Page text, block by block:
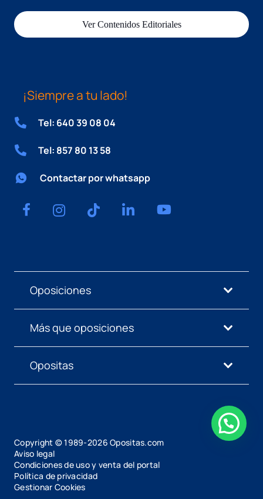
Ver Contenidos Editoriales
¡Siempre a tu lado!
Tel: 640 39 08 04
Tel: 857 80 13 58
Contactar por whatsapp
Oposiciones
Más que oposiciones
Opositas
Copyright © 1989-2026 Opositas.com
Aviso legal
Condiciones de uso y venta del portal
Política de privacidad
Gestionar Cookies